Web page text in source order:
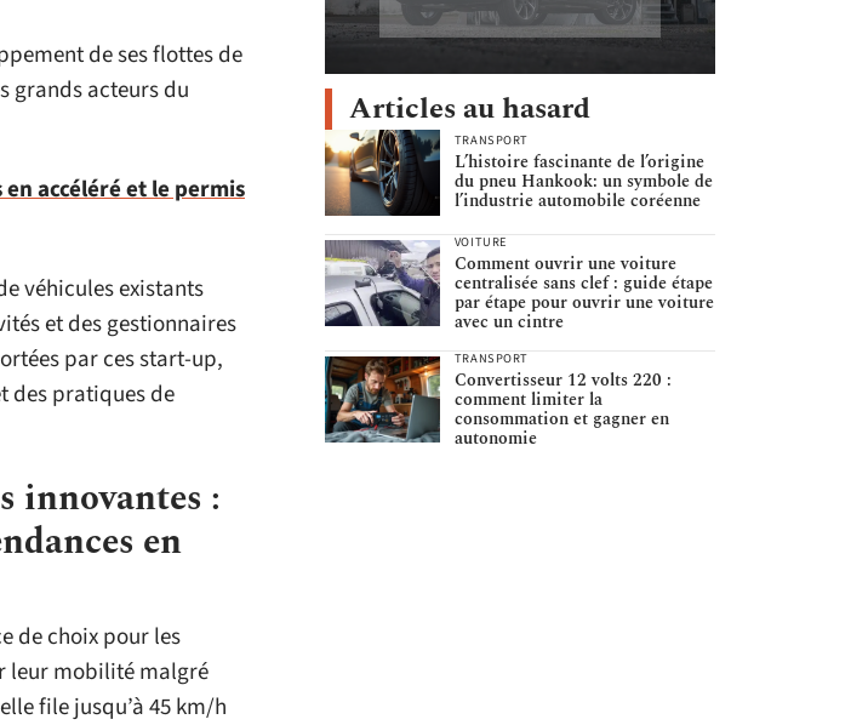
de ses flottes de
grands acteurs du
accéléré et le permis
véhicules existants
et des gestionnaires
par ces start-up,
des pratiques de
innovantes :
en
de choix pour les
leur mobilité malgré
file jusqu’à 45 km/h
Articles au hasard
TRANSPORT
L’histoire fascinante de l’origine
du pneu Hankook: un symbole de
l’industrie automobile coréenne
VOITURE
Comment ouvrir une voiture
centralisée sans clef : guide étape
par étape pour ouvrir une voiture
avec un cintre
TRANSPORT
Convertisseur 12 volts 220 :
comment limiter la
consommation et gagner en
autonomie